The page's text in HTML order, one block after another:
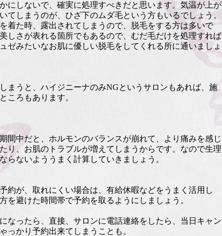
にしないで、確実に処理すべきだと思います。気温が上が
てしまうのが、ひざ下のムダ毛という方もいるでしょう。
着た時、露出されてしまうので、脱毛をする方は多いで
しさが表れる箇所でもあるので、むだ毛だけを処理すれば
ゼみたいなお肌に優しい脱毛をしてくれる所に通いましょ
まうと、ハイジニーナのみNGというサロンもあれば、施
ころもあります。
間中だと、ホルモンのバランスが崩れて、より痛みを感じ
り、お肌のトラブルが増えてしまうからです。なので生理
らないよううまく計算していきましょう。
約が、取れにくい場合は、有給休暇などをうまく活用し
を避けた時間帯で予約を取るようにしましょう。
なったら、直接、サロンに電話連絡をしたら、当日キャン
っかり予約出来てしまうことも。